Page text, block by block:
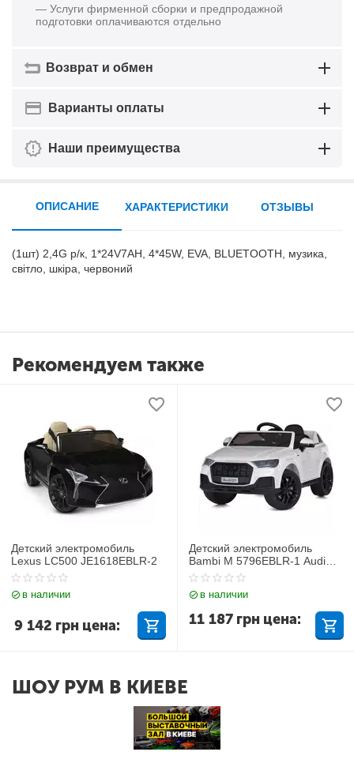
— Услуги фирменной сборки и предпродажной
подготовки оплачиваются отдельно
Возврат и обмен
Варианты оплаты
Наши преимущества
ОПИСАНИЕ
(1шт) 2,4G р/к, 1*24V7AH, 4*45W, EVA, BLUETOOTH, музика,
світло, шкіра, червоний
ХАРАКТЕРИСТИКИ ОТЗЫВЫ
Рекомендуем также
Детский электромобиль
Lexus LC500 JE1618EBLR-2
в наличии
9 142 грн цена:
Детский электромобиль
Bambi M 5796EBLR-1 Audi
Q7
в наличии
11 187 грн цена:
ШОУ РУМ В КИЕВЕ